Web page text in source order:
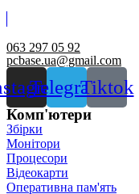
063 297 05 92
pcbase.ua@gmail.com
TelegramTiktok
Комп'ютери
Збірки
Монітори
Процесори
Відеокарти
Оперативна пам'ять